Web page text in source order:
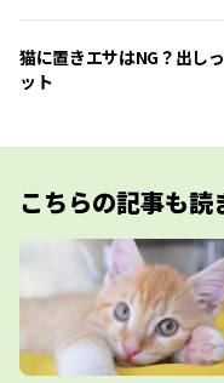
猫に置きエサはNG？出し
ット
こちらの記事も読